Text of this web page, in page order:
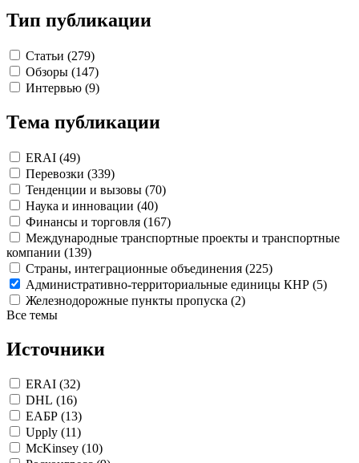
Тип публикации
Статьи (279)
Обзоры (147)
Интервью (9)
Тема публикации
ERAI (49)
Перевозки (339)
Тенденции и вызовы (70)
Наука и инновации (40)
Финансы и торговля (167)
Международные транспортные проекты и транспортные
компании (139)
Страны, интеграционные объединения (225)
Административно-территориальные единицы КНР (5)
Железнодорожные пункты пропуска (2)
Все темы
Источники
ERAI (32)
DHL (16)
ЕАБР (13)
Upply (11)
McKinsey (10)